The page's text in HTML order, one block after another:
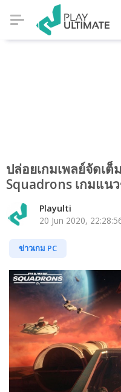
ปล่อยเกมเพลย์จัดเ
Squadrons เกมแน
Playulti
20 Jun 2020,
ข่าวเกม PC